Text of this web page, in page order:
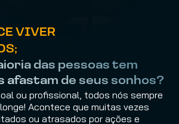
VIVER
das pessoas tem
afastam de seus sonhos?
ou profissional, todos nós sempre
Acontece que muitas vezes